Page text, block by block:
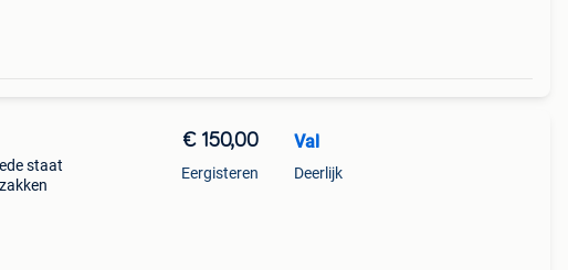
staat
€ 150,00
Eergisteren
Val
Deerlijk